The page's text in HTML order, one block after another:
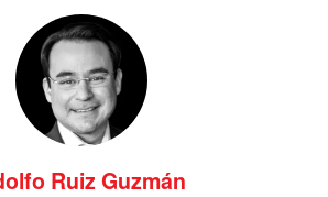
Ruiz Guzmán